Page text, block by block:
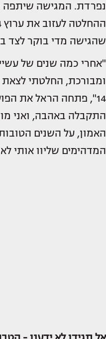
נפרדת. המגישה
שהגישה מדי בוקר לצד
"אחרי כמה שנים של
ומבורכת, החלטתי
14", פתחה הראל את
התקבלה באהבה, ואני
האמון, על השנים
המדהימים שליוו אותי